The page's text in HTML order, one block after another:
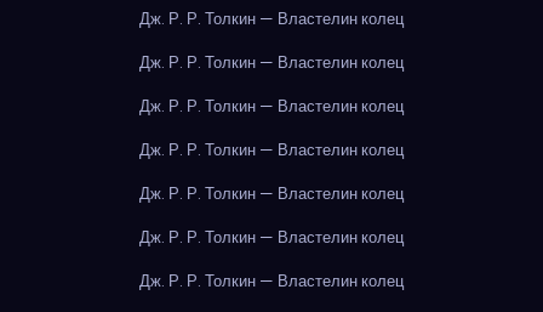
Дж. Р. Р. Толкин — Властелин колец
Дж. Р. Р. Толкин — Властелин колец
Дж. Р. Р. Толкин — Властелин колец
Дж. Р. Р. Толкин — Властелин колец
Дж. Р. Р. Толкин — Властелин колец
Дж. Р. Р. Толкин — Властелин колец
Дж. Р. Р. Толкин — Властелин колец